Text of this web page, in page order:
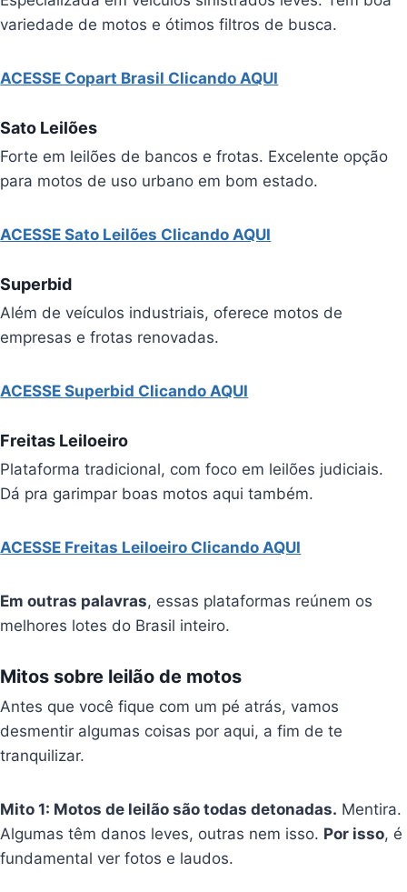
variedade de motos e ótimos filtros de busca.
ACESSE Copart Brasil Clicando AQUI
Sato Leilões
Forte em leilões de bancos e frotas. Excelente opção
para motos de uso urbano em bom estado.
ACESSE Sato Leilões Clicando AQUI
Superbid
Além de veículos industriais, oferece motos de
empresas e frotas renovadas.
ACESSE Superbid Clicando AQUI
Freitas Leiloeiro
Plataforma tradicional, com foco em leilões judiciais.
Dá pra garimpar boas motos aqui também.
ACESSE Freitas Leiloeiro Clicando AQUI
Em outras palavras, essas plataformas reúnem os
melhores lotes do Brasil inteiro.
Mitos sobre leilão de motos
Antes que você fique com um pé atrás, vamos
desmentir algumas coisas por aqui, a fim de te
tranquilizar.
Mito 1: Motos de leilão são todas detonadas. Mentira.
Algumas têm danos leves, outras nem isso. Por isso, é
fundamental ver fotos e laudos.